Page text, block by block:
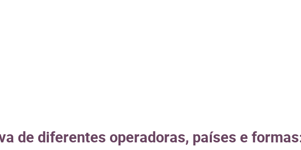
de diferentes operadoras, países e